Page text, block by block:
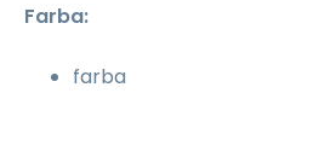
Farba:
farba